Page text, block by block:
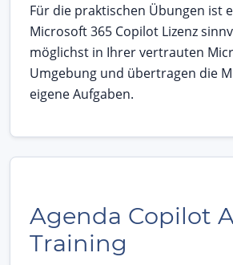
Für die praktischen Übungen ist
Microsoft 365 Copilot Lizenz
möglichst in Ihrer vertrauten
Umgebung und übertragen die
eigene Aufgaben.
Agenda Copilot
Training